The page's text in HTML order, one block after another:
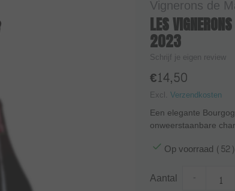
Vignerons de
LES
2023
Schrijf je eigen review
€14,50
Excl. Verzendkosten
Een elegante
onweerstaanbare
Op voorraad (52)
Aantal